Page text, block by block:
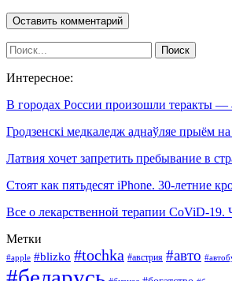
Интересное:
В городах России произошли теракты
Гродзенскі медкаледж аднаўляе прыём на
Латвия хочет запретить пребывание в
Стоят как пятьдесят iPhone. 30-летние
Все о лекарственной терапии CoViD-19.
Метки
#apple #blizko #tochka #австрия #авто